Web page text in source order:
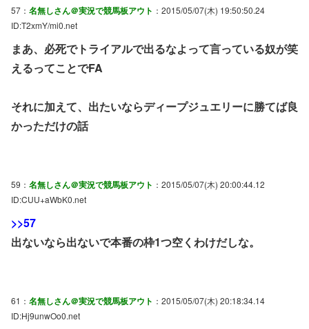
57： 名無しさん＠実況で競馬板アウト ：2015/05/07(木) 19:50:50.24
ID:T2xmY/mi0.net
まあ、必死でトライアルで出るなよって言っている奴が笑
えるってことでFA
それに加えて、出たいならディープジュエリーに勝てば良
かっただけの話
59： 名無しさん＠実況で競馬板アウト ：2015/05/07(木) 20:00:44.12
ID:CUU+aWbK0.net
>>57
出ないなら出ないで本番の枠1つ空くわけだしな。
61： 名無しさん＠実況で競馬板アウト ：2015/05/07(木) 20:18:34.14
ID:Hj9unwOo0.net